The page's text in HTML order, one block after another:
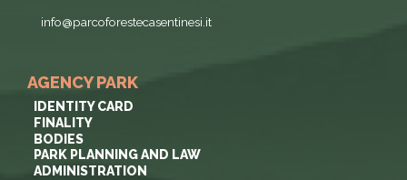
info@parcoforestecasentinesi.it
AGENCY PARK
IDENTITY CARD
FINALITY
BODIES
PARK PLANNING AND LAW
ADMINISTRATION